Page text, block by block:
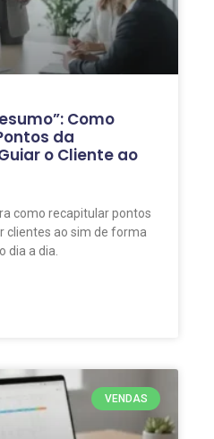
Como
da
o Cliente ao
como recapitular pontos
clientes ao sim de forma
dia a dia.
VENDAS